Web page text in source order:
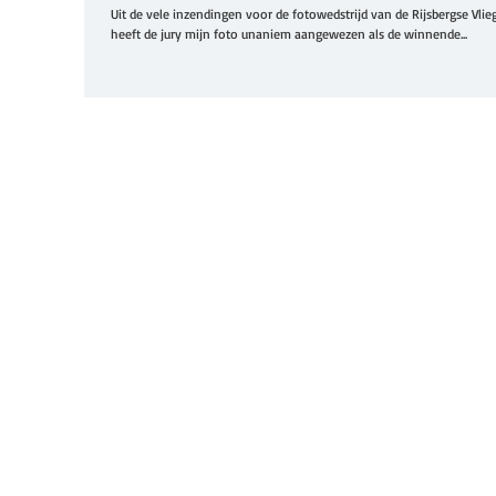
Uit de vele inzendingen voor de fotowedstrijd van de Rijsbergse
heeft de jury mijn foto unaniem aangewezen als de winnende...